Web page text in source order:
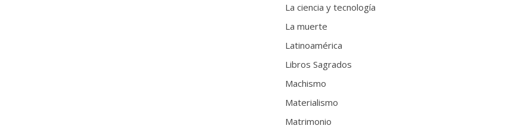
La ciencia y tecnología
La muerte
Latinoamérica
Libros Sagrados
Machismo
Materialismo
Matrimonio